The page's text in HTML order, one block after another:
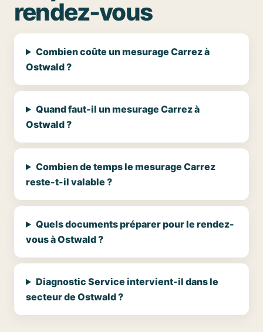
rendez-vous
Combien coûte un mesurage Carrez à
Ostwald ?
Quand faut-il un mesurage Carrez à
Ostwald ?
Combien de temps le mesurage Carrez
reste-t-il valable ?
Quels documents préparer pour le rendez-
vous à Ostwald ?
Diagnostic Service intervient-il dans le
secteur de Ostwald ?